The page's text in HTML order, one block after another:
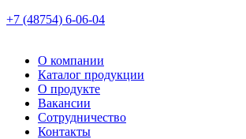
+7 (48754) 6-06-04
О компании
Каталог продукции
О продукте
Вакансии
Сотрудничество
Контакты